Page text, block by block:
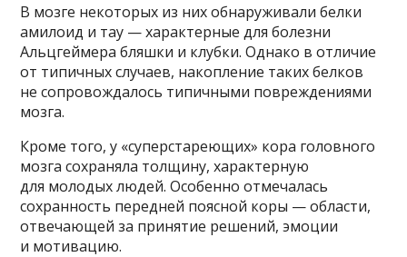
В мозге некоторых из них обнаруживали белки
амилоид и тау — характерные для болезни
Альцгеймера бляшки и клубки. Однако в отличие
от типичных случаев, накопление таких белков
не сопровождалось типичными повреждениями
мозга.
Кроме того, у «суперстареющих» кора головного
мозга сохраняла толщину, характерную
для молодых людей. Особенно отмечалась
сохранность передней поясной коры — области,
отвечающей за принятие решений, эмоции
и мотивацию.